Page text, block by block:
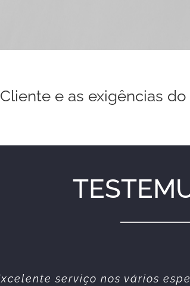
e as exigências do
serviço nos vários
simpática e profissional.